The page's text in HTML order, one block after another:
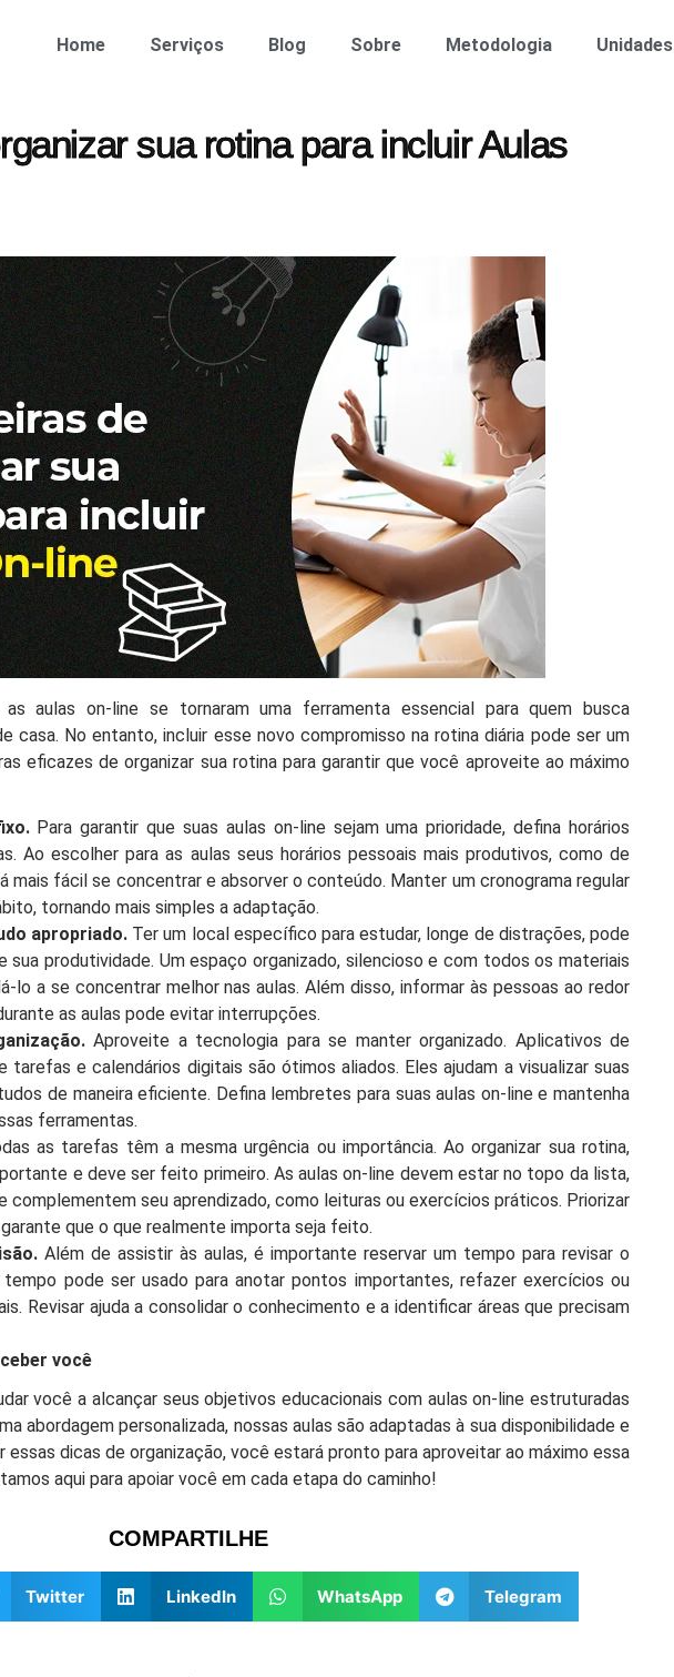
Home Serviços Blog Sobre Metodologia Unidades
sua rotina para incluir Aulas
aulas on-line se tornaram uma ferramenta essencial para quem busca
casa. No entanto, incluir esse novo compromisso na rotina diária pode ser um
eficazes de organizar sua rotina para garantir que você aproveite ao máximo
Para garantir que suas aulas on-line sejam uma prioridade, defina horários
Ao escolher para as aulas seus horários pessoais mais produtivos, como de
mais fácil se concentrar e absorver o conteúdo. Manter um cronograma regular
tornando mais simples a adaptação.
apropriado. Ter um local específico para estudar, longe de distrações, pode
sua produtividade. Um espaço organizado, silencioso e com todos os materiais
lo a se concentrar melhor nas aulas. Além disso, informar às pessoas ao redor
as aulas pode evitar interrupções.
Aproveite a tecnologia para se manter organizado. Aplicativos de
e calendários digitais são ótimos aliados. Eles ajudam a visualizar suas
de maneira eficiente. Defina lembretes para suas aulas on-line e mantenha
ferramentas.
as tarefas têm a mesma urgência ou importância. Ao organizar sua rotina,
e deve ser feito primeiro. As aulas on-line devem estar no topo da lista,
complementem seu aprendizado, como leituras ou exercícios práticos. Priorizar
que o que realmente importa seja feito.
Além de assistir às aulas, é importante reservar um tempo para revisar o
tempo pode ser usado para anotar pontos importantes, refazer exercícios ou
Revisar ajuda a consolidar o conhecimento e a identificar áreas que precisam
você
você a alcançar seus objetivos educacionais com aulas on-line estruturadas
abordagem personalizada, nossas aulas são adaptadas à sua disponibilidade e
essas dicas de organização, você estará pronto para aproveitar ao máximo essa
aqui para apoiar você em cada etapa do caminho!
COMPARTILHE
Twitter LinkedIn WhatsApp Telegram